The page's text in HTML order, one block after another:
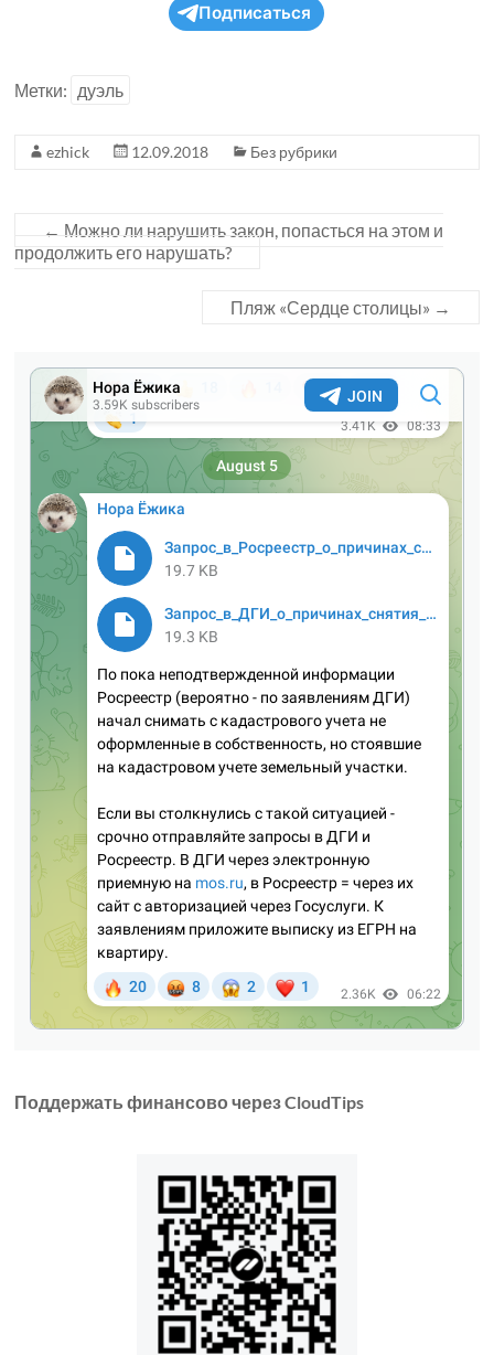
Подписаться
Метки: дуэль
ezhick 12.09.2018 Без рубрики
← Можно ли нарушить закон, попасться на этом и
продолжить его нарушать?
Пляж «Сердце столицы» →
Поддержать финансово через CloudTips